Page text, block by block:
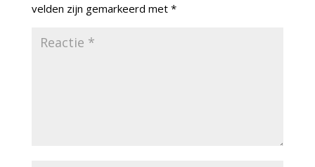
velden zijn gemarkeerd met *